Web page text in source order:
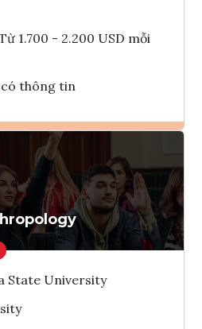
1.700 - 2.200 USD mỗi
có thông tin
Ghi danh
Tham vấn Interlink
State University